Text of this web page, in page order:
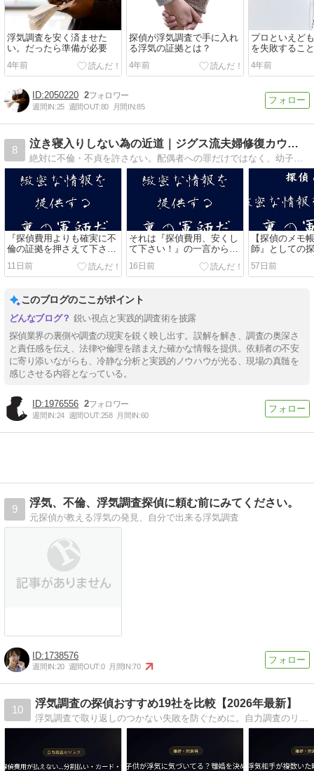
浮気調査を安く済ませた
い。だったら準備が必要
4年前
探偵が浮気調査で手に入れ
る浮気の証拠とは？
4年前
プロといえど
を失敗するこ
4年前
2050220 2
週間IN:25 週間OUT:80 月間IN:85
8
泣き寝入りしない為の近道｜ジグス流夫婦修復カウンセラー
絶対に不倫・不貞を許さない。配偶者への罪だけではなく、幼子の将来も産んでくれた両親への裏切り行為です。貴女の悩み、弁護士が解決できない問題解決の糸口が、ここにあり。絶対ギャフンと言わせてやる！
『探偵費用よりも確実に不
倫の証拠を押さえて下さ
い！』【探偵のメモ帳 】
11日前
それは『探偵費用、安くし
て下さい！』の一言から
【探偵のメモ帳 】
16日前
【探偵のメモ
師』としての
っ張る弁護士
57日前
このブログのここがポイント
鋭い視点と実践的調査術を披露
探偵業界の裏側や調査の現実を鋭く映し出す。誤解を解き、調査の奥深さ
と責任感を伝え、法律や倫理を踏まえた確かな情報を提供。依頼者の不安
に寄り添いながらも、冷静な分析と実践的ノウハウが光る、現場の真髄を
感じさせる内容となっている。
1976556 2
週間IN:24 週間OUT:258 月間IN:60
9
浮気、不倫、浮気調査探偵に頼む前にみてください。
元探偵が教える浮気の発見、自分で出来る浮気調査
1738576
週間IN:20 週間OUT:0 月間IN:70
10
浮気調査の探偵おすすめ19社を比較【2026年最新】
浮気調査で取り返しのつかない失敗を防ぐために。自力調査のリスクを排除し、言い逃れできない事実を「黒」と確定させるための探偵事務所・見積もりサービスを厳選して徹底解説。